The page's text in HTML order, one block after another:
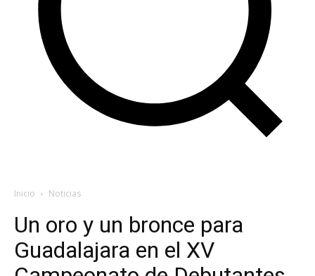
Inicio Noticias
Un oro y un bronce para
Guadalajara en el XV